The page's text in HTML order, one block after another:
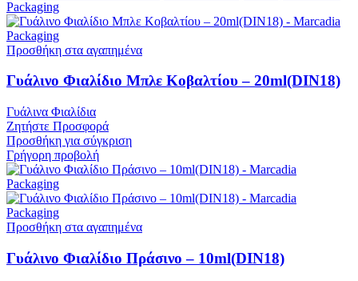
Προσθήκη στα αγαπημένα
Γυάλινο Φιαλίδιο Μπλε Κοβαλτίου – 20ml(DIN18)
Γυάλινα Φιαλίδια
Ζητήστε Προσφορά
Προσθήκη για σύγκριση
Γρήγορη προβολή
Προσθήκη στα αγαπημένα
Γυάλινο Φιαλίδιο Πράσινο – 10ml(DIN18)